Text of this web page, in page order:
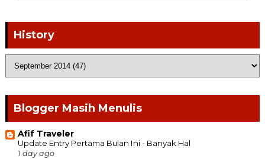
History
Blogger Masih Menulis
Afif Traveler
Update Entry Pertama Bulan Ini - Banyak Hal
1 day ago